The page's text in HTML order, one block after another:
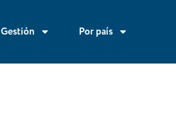
Gestión Por país